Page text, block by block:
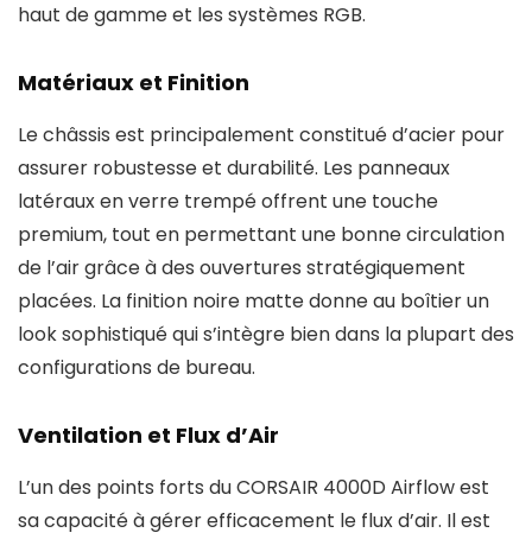
haut de gamme et les systèmes RGB.
Matériaux et Finition
Le châssis est principalement constitué d’acier pour
assurer robustesse et durabilité. Les panneaux
latéraux en verre trempé offrent une touche
premium, tout en permettant une bonne circulation
de l’air grâce à des ouvertures stratégiquement
placées. La finition noire matte donne au boîtier un
look sophistiqué qui s’intègre bien dans la plupart des
configurations de bureau.
Ventilation et Flux d’Air
L’un des points forts du CORSAIR 4000D Airflow est
sa capacité à gérer efficacement le flux d’air. Il est